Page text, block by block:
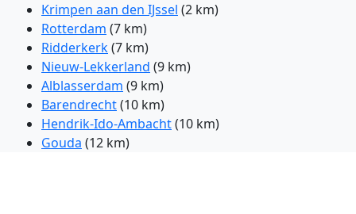
Krimpen aan den IJssel (2 km)
Rotterdam (7 km)
Ridderkerk(7 km)
Nieuw-Lekkerland (9 km)
Alblasserdam (9 km)
Barendrecht(10 km)
Hendrik-Ido-Ambacht(10 km)
Gouda (12 km)